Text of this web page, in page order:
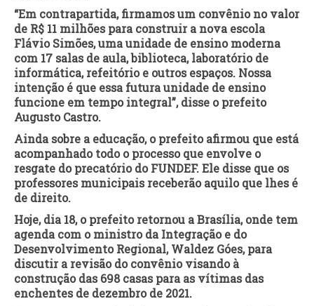
“Em contrapartida, firmamos um convênio no valor
de R$ 11 milhões para construir a nova escola
Flávio Simões, uma unidade de ensino moderna
com 17 salas de aula, biblioteca, laboratório de
informática, refeitório e outros espaços. Nossa
intenção é que essa futura unidade de ensino
funcione em tempo integral”, disse o prefeito
Augusto Castro.
Ainda sobre a educação, o prefeito afirmou que está
acompanhado todo o processo que envolve o
resgate do precatório do FUNDEF. Ele disse que os
professores municipais receberão aquilo que lhes é
de direito.
Hoje, dia 18, o prefeito retornou a Brasília, onde tem
agenda com o ministro da Integração e do
Desenvolvimento Regional, Waldez Góes, para
discutir a revisão do convênio visando à
construção das 698 casas para as vítimas das
enchentes de dezembro de 2021.